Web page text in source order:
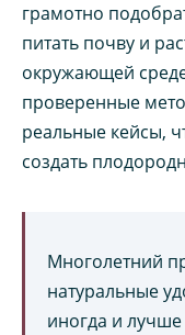
грамотно
питать почву и
окружающей
проверенные
реальные кейсы,
создать
Многолетний
натуральные
иногда и